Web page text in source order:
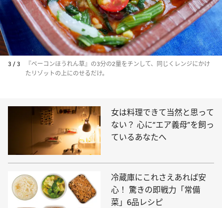
3 / 3
『ベーコンほうれん草』の3分の2量をチンして、同じくレンジにかけ
たリゾットの上にのせるだけ。
女は料理できて当然と思って
ない？ 心に“エア義母”を飼っ
ているあなたへ
冷蔵庫にこれさえあれば安
心！ 驚きの即戦力「常備
菜」6品レシピ